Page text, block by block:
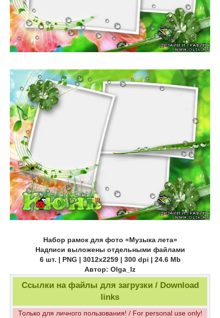
Набор рамок для фото «Музыка лета»
Надписи выложены отдельными файлами
6 шт. | PNG | 3012x2259 | 300 dpi | 24.6 Mb
Автор: Olga_lz
Ссылки на файлы для загрузки / Download
links
Только для личного пользования! / For personal use only!